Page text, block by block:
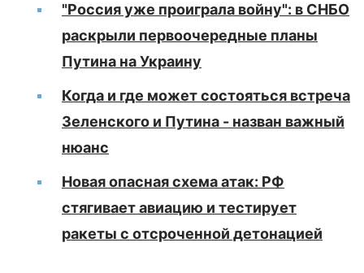
"Россия уже проиграла войну": в СНБО
раскрыли первоочередные планы
Путина на Украину
Когда и где может состояться встреча
Зеленского и Путина - назван важный
нюанс
Новая опасная схема атак: РФ
стягивает авиацию и тестирует
ракеты с отсроченной детонацией